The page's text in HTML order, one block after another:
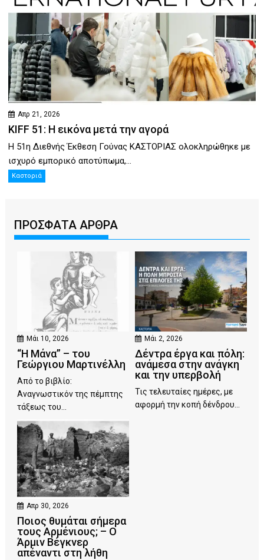
Απρ 21, 2026
KIFF 51: Η εικόνα μετά την αγορά
Η 51η Διεθνής Έκθεση Γούνας ΚΑΣΤΟΡΙΑΣ ολοκληρώθηκε με
ισχυρό εμπορικό αποτύπωμα,...
Καστοριά
ΠΡΟΣΦΑΤΑ ΑΡΘΡΑ
Μάι 10, 2026
“Η Μάνα” – του
Γεώργιου Μαρτινέλλη
Από το βιβλίο:
Αναγνωστικόν της πέμπτης
τάξεως του...
Μάι 2, 2026
Δέντρα έργα και πόλη:
ανάμεσα στην ανάγκη
και την υπερβολή
Τις τελευταίες ημέρες, με
αφορμή την κοπή δένδρου...
Απρ 30, 2026
Ποιος θυμάται σήμερα
τους Αρμένιους; – Ο
Άρμιν Βέγκνερ
απέναντι στη λήθη